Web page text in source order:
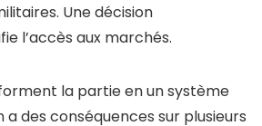
Une décision
l’accès aux marchés.
la partie en un système
a des conséquences sur plusieurs